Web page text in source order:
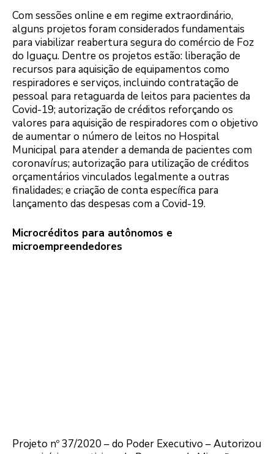
Com sessões online e em regime extraordinário,
alguns projetos foram considerados fundamentais
para viabilizar reabertura segura do comércio de Foz
do Iguaçu. Dentre os projetos estão: liberação de
recursos para aquisição de equipamentos como
respiradores e serviços, incluindo contratação de
pessoal para retaguarda de leitos para pacientes da
Covid-19; autorização de créditos reforçando os
valores para aquisição de respiradores com o objetivo
de aumentar o número de leitos no Hospital
Municipal para atender a demanda de pacientes com
coronavírus; autorização para utilização de créditos
orçamentários vinculados legalmente a outras
finalidades; e criação de conta específica para
lançamento das despesas com a Covid-19.
Microcréditos para autônomos e
microempreendedores
Projeto nº 37/2020 – do Poder Executivo – Autorizou